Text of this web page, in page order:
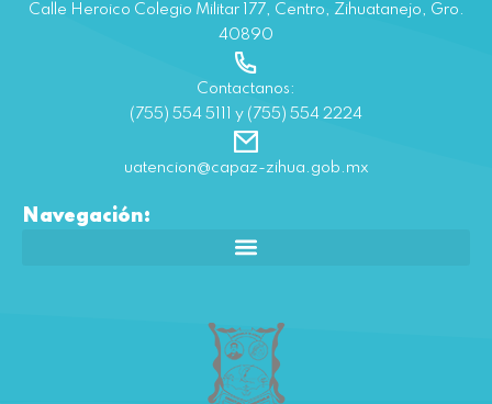
Calle Heroico Colegio Militar 177, Centro, Zihuatanejo, Gro.
40890
Contactanos:
(755) 554 5111 y (755) 554 2224
uatencion@capaz-zihua.gob.mx
Navegación: